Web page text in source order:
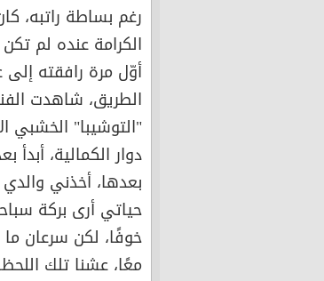
رغم بساطة راتبه،
الكرامة عنده لم
أوّل مرة رافقته
الطريق، شاهدت
"التوشيبا" الخشبي
دوار الكمالية،
بعدها، أخذني
حياتي أرى بركة
خوفًا، لكن سرعان
معًا، عشنا تلك